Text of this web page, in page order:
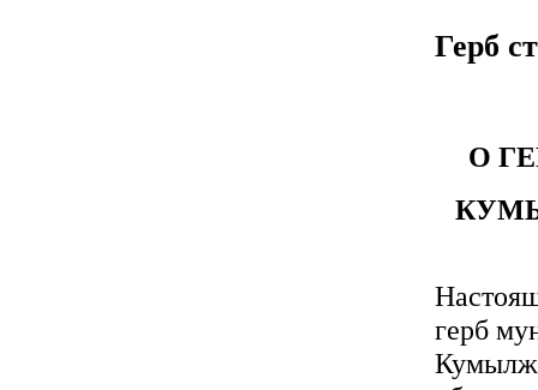
Герб
О
герб